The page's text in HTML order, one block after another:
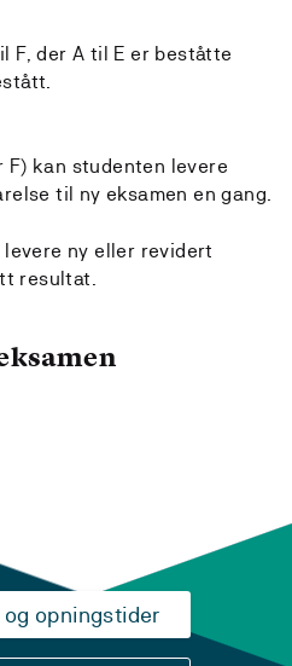
F, der A til E er beståtte
kan studenten levere
til ny eksamen en gang.
ny eller revidert
resultat.
opningstider